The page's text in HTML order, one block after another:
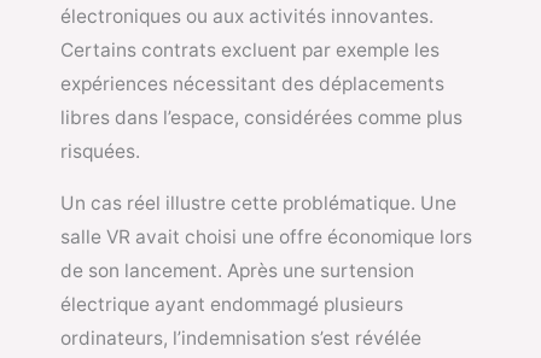
électroniques ou aux activités innovantes.
Certains contrats excluent par exemple les
expériences nécessitant des déplacements
libres dans l’espace, considérées comme plus
risquées.
Un cas réel illustre cette problématique. Une
salle VR avait choisi une offre économique lors
de son lancement. Après une surtension
électrique ayant endommagé plusieurs
ordinateurs, l’indemnisation s’est révélée